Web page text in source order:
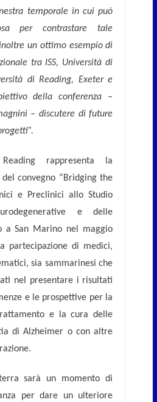
temporale in cui può
per contrastare tale
un ottimo esempio di
tra ISS, Università di
di Reading, Exeter e
della conferenza –
– discutere di future
Reading rappresenta la
convegno “Bridging the
e Preclinici allo Studio
e delle
a San Marino nel maggio
partecipazione di medici,
sia sammarinesi che
nel presentare i risultati
e le prospettive per la
e la cura delle
di Alzheimer o con altre
sarà un momento di
per dare un ulteriore